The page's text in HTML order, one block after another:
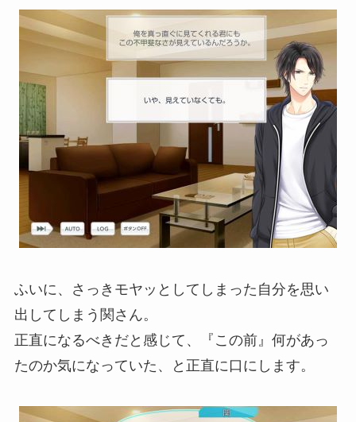
ふいに、さっきモヤッとしてしまった自分を思い
出してしまう関さん。
正直になるべきだと感じて、『この前』何があっ
たのか気になっていた、と正直に口にします。